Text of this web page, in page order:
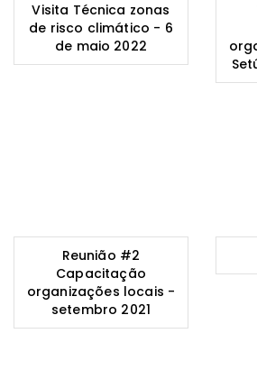
Visita Técnica zonas
de risco climático - 6
de maio 2022
Reunião #2
Capacitação
organizações locais -
setembro 2021